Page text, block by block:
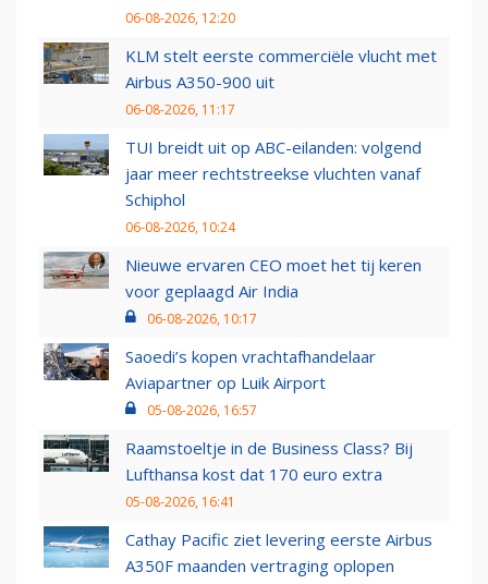
06-08-2026, 12:20
KLM stelt eerste commerciële vlucht met
Airbus A350-900 uit
06-08-2026, 11:17
TUI breidt uit op ABC-eilanden: volgend
jaar meer rechtstreekse vluchten vanaf
Schiphol
06-08-2026, 10:24
Nieuwe ervaren CEO moet het tij keren
voor geplaagd Air India
06-08-2026, 10:17
Saoedi’s kopen vrachtafhandelaar
Aviapartner op Luik Airport
05-08-2026, 16:57
Raamstoeltje in de Business Class? Bij
Lufthansa kost dat 170 euro extra
05-08-2026, 16:41
Cathay Pacific ziet levering eerste Airbus
A350F maanden vertraging oplopen